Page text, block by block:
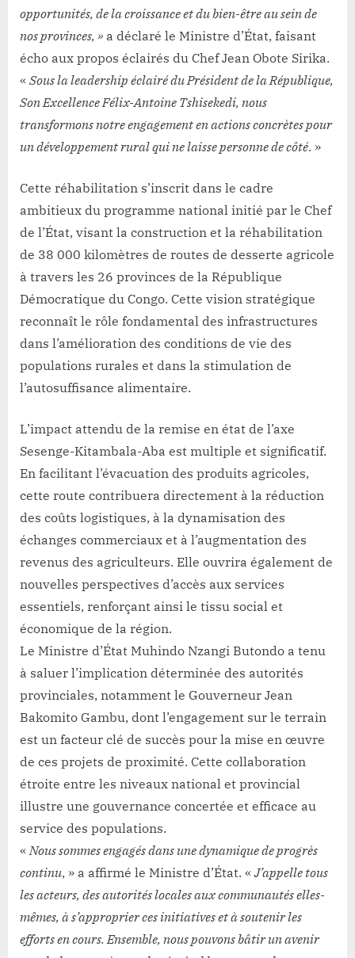
opportunités, de la croissance et du bien-être au sein de
nos provinces, » a déclaré le Ministre d’État, faisant
écho aux propos éclairés du Chef Jean Obote Sirika.
« Sous la leadership éclairé du Président de la République,
Son Excellence Félix-Antoine Tshisekedi, nous
transformons notre engagement en actions concrètes pour
un développement rural qui ne laisse personne de côté. »
Cette réhabilitation s’inscrit dans le cadre
ambitieux du programme national initié par le Chef
de l’État, visant la construction et la réhabilitation
de 38 000 kilomètres de routes de desserte agricole
à travers les 26 provinces de la République
Démocratique du Congo. Cette vision stratégique
reconnaît le rôle fondamental des infrastructures
dans l’amélioration des conditions de vie des
populations rurales et dans la stimulation de
l’autosuffisance alimentaire.
L’impact attendu de la remise en état de l’axe
Sesenge-Kitambala-Aba est multiple et significatif.
En facilitant l’évacuation des produits agricoles,
cette route contribuera directement à la réduction
des coûts logistiques, à la dynamisation des
échanges commerciaux et à l’augmentation des
revenus des agriculteurs. Elle ouvrira également de
nouvelles perspectives d’accès aux services
essentiels, renforçant ainsi le tissu social et
économique de la région.
Le Ministre d’État Muhindo Nzangi Butondo a tenu
à saluer l’implication déterminée des autorités
provinciales, notamment le Gouverneur Jean
Bakomito Gambu, dont l’engagement sur le terrain
est un facteur clé de succès pour la mise en œuvre
de ces projets de proximité. Cette collaboration
étroite entre les niveaux national et provincial
illustre une gouvernance concertée et efficace au
service des populations.
« Nous sommes engagés dans une dynamique de progrès
continu, » a affirmé le Ministre d’État. «J’appelle tous
les acteurs, des autorités locales aux communautés elles-
mêmes, à s’approprier ces initiatives et à soutenir les
efforts en cours. Ensemble, nous pouvons bâtir un avenir